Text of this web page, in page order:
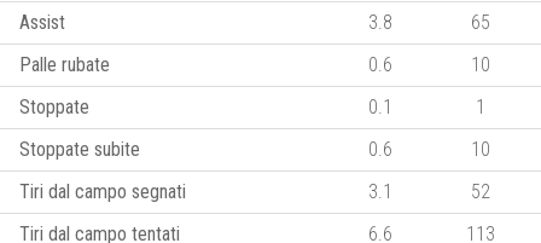
Assist
3.8
65
Palle rubate
0.6
10
Stoppate
0.1
1
Stoppate subite
0.6
10
Tiri dal campo segnati
3.1
52
Tiri dal campo tentati
6.6
113